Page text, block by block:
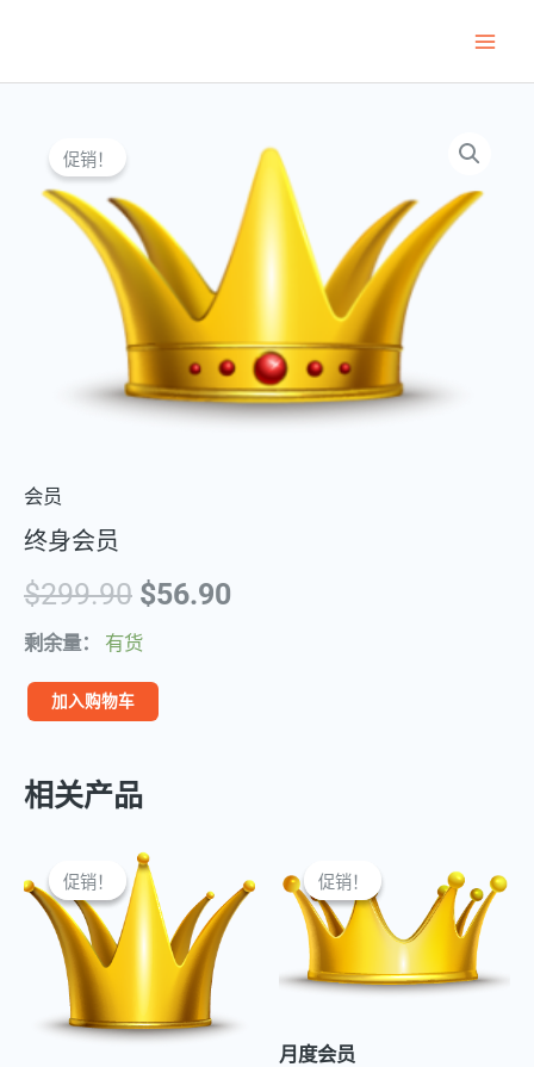
内
促销！
会员
终身会员
$299.90 原
价
为：
$56.90
剩余量： 有货
员
量
加入购物车
相关产品
促销！
促销！ 促销！
促销！
月度会员